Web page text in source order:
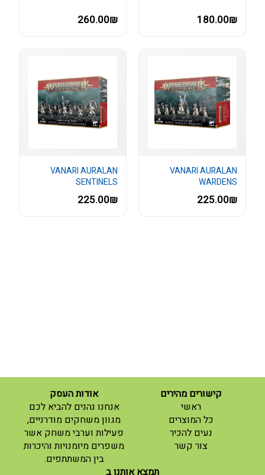
180.00₪
260.00₪
VANARI AURALAN
WARDENS
225.00₪
VANARI AURALAN
SENTINELS
225.00₪
קישורים מהירים
ראשי
(current)
כל המוצרים
נעים להכיר
צור קשר
(current)
אודות העסק
אנחנו נהנים להביא לכם
מגוון משחקים מודרניים,
פעילות וערבי משחק אשר
משפרים מיומנויות והיכרות
בין המשתתפים.
תמצא אותנו ב